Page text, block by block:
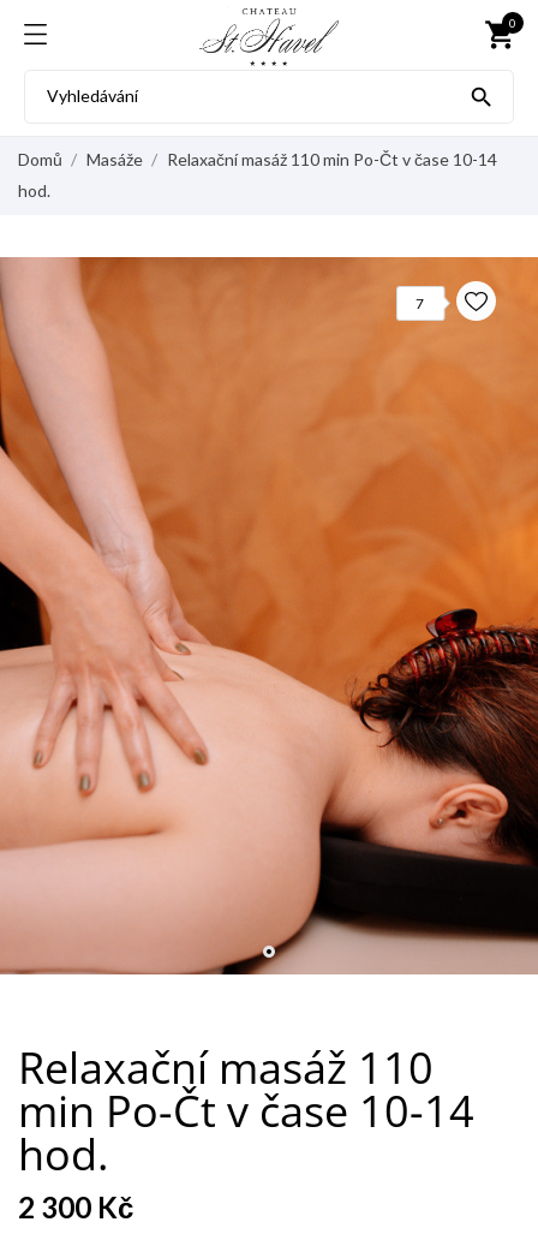
shopping_cart
0

Domů Masáže
Relaxační masáž 110 min Po-Čt v čase 10-14
hod.
7
Relaxační masáž 110
min Po-Čt v čase 10-14
hod.
2 300 Kč